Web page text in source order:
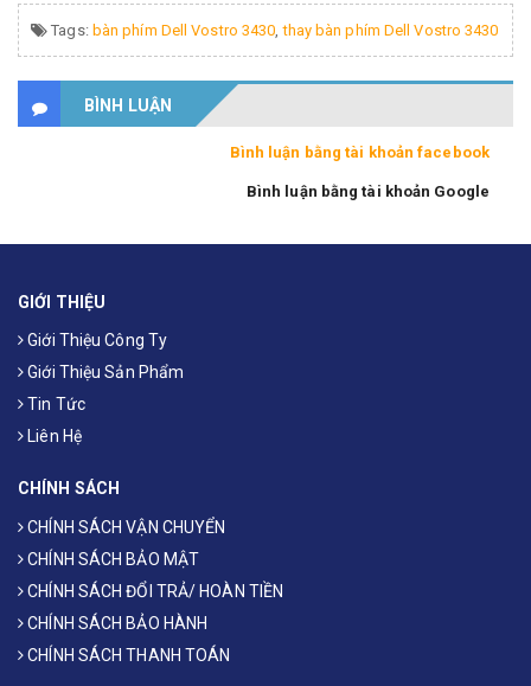
Tags: bàn phím Dell Vostro 3430,thay bàn phím Dell Vostro 3430
BÌNH LUẬN
Bình luận bằng tài khoản facebook
Bình luận bằng tài khoản Google
GIỚI THIỆU
Giới Thiệu Công Ty
Giới Thiệu Sản Phẩm
Tin Tức
Liên Hệ
CHÍNH SÁCH
CHÍNH SÁCH VẬN CHUYỂN
CHÍNH SÁCH BẢO MẬT
CHÍNH SÁCH ĐỔI TRẢ/ HOÀN TIỀN
CHÍNH SÁCH BẢO HÀNH
CHÍNH SÁCH THANH TOÁN